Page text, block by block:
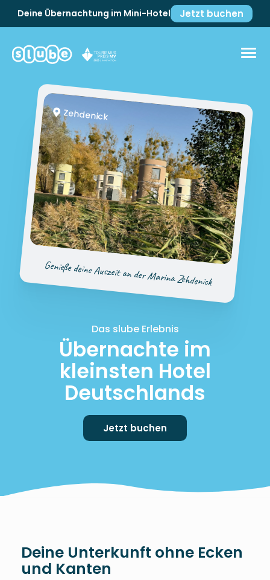
Jetzt buchen
Das slube Erlebnis
Übernachte im
kleinsten Hotel
Deutschlands
Jetzt buchen
Zehdenick
Genieße deine Auszeit an der Marina Zehdenick
Deine Unterkunft ohne Ecken
und Kanten